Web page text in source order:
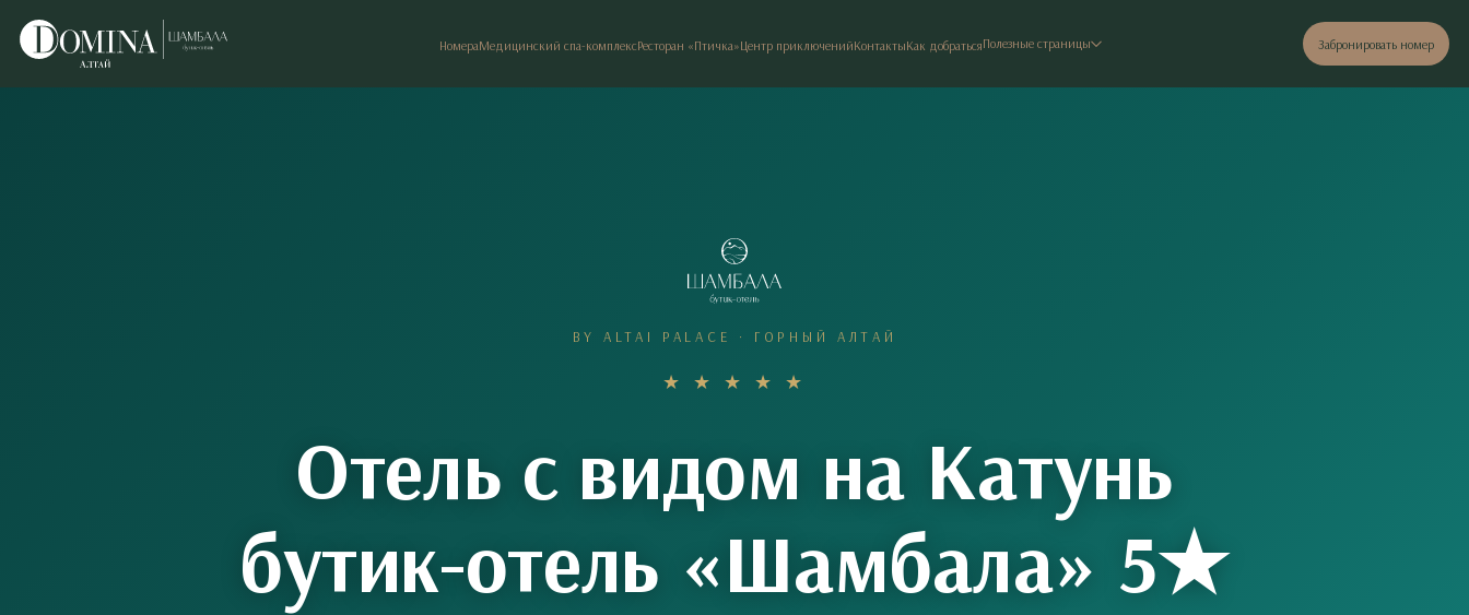
НомераМедицинский спа-комплексРесторан «Птичка»Центр приключенийКонтактыКак добратьсяПолезные страницы Забронировать номер
BY ALTAI PALACE · ГОРНЫЙ АЛТАЙ
★ ★ ★ ★ ★
Отель с видом на Катунь
бутик-отель «Шамбала» 5★